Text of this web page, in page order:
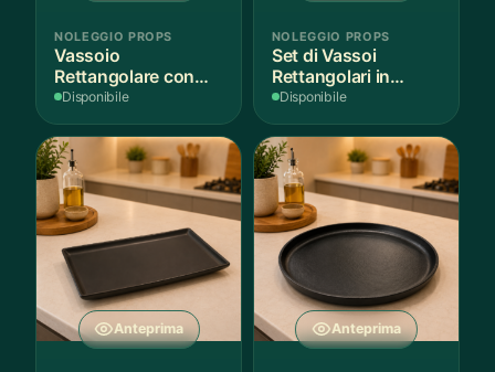
NOLEGGIO PROPS
Vassoio
Rettangolare con
Fantasia
Disponibile
NOLEGGIO PROPS
Set di Vassoi
Rettangolari in
Finitura Legno
Disponibile
Anteprima Anteprima